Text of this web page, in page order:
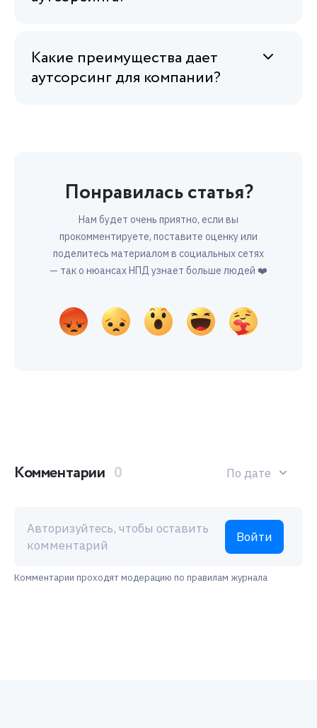
Какие преимущества дает
аутсорсинг для компании?
Понравилась статья?
Нам будет очень приятно, если вы
прокомментируете, поставите оценку или
поделитесь материалом в социальных сетях
— так о нюансах НПД узнает больше людей ❤️
Комментарии 0 По дате
Авторизуйтесь, чтобы оставить
комментарий
Войти
Комментарии проходят модерацию по правилам журнала